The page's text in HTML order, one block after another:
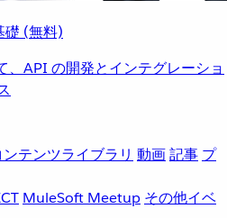
(無料)
API の開発とインテグレーショ
ンテンツライブラリ 動画記事 プ
MuleSoft Meetup その他イベ